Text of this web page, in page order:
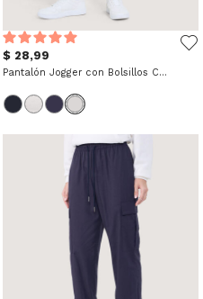
$ 28,99
Pantalón Jogger con Bolsillos Cargo